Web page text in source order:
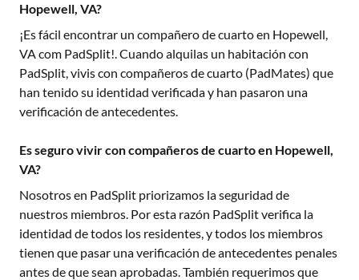
Hopewell, VA?
¡Es fácil encontrar un compañero de cuarto en Hopewell,
VAcom PadSplit!. Cuando alquilas un habitación con
PadSplit, vivis con compañeros de cuarto (PadMates) que
han tenido su identidad verificada y han pasaron una
verificación de antecedentes.
Es seguro vivir con compañeros de cuarto en Hopewell,
VA?
Nosotros en PadSplit priorizamos la seguridad de
nuestros miembros. Por esta razón PadSplit verifica la
identidad de todos los residentes, y todos los miembros
tienen que pasar una verificación de antecedentes penales
antes de que sean aprobadas. También requerimos que